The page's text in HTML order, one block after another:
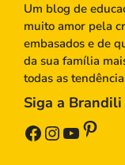
Um blog de
muito amor pela
embasados e de
da sua família
todas as
Siga a
Facebook
Instagram
Youtube